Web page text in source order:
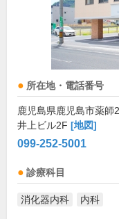
所在地・電話番号
鹿児島県鹿児島市薬師
井上ビル2F [地図]
099-252-5001
診療科目
消化器内科 内科